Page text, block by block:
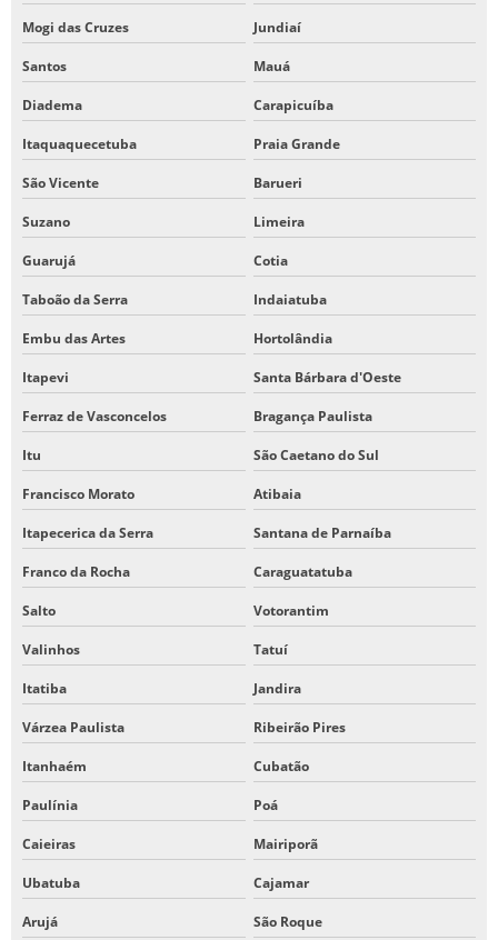
Mogi das Cruzes Jundiaí
Santos Mauá
Diadema Carapicuíba
Itaquaquecetuba Praia Grande
São Vicente Barueri
Suzano Limeira
Guarujá Cotia
Taboão da Serra Indaiatuba
Embu das Artes Hortolândia
Itapevi Santa Bárbara d'Oeste
Ferraz de Vasconcelos Bragança Paulista
Itu São Caetano do Sul
Francisco Morato Atibaia
Itapecerica da Serra Santana de Parnaíba
Franco da Rocha Caraguatatuba
Salto Votorantim
Valinhos Tatuí
Itatiba Jandira
Várzea Paulista Ribeirão Pires
Itanhaém Cubatão
Paulínia Poá
Caieiras Mairiporã
Ubatuba Cajamar
Arujá São Roque